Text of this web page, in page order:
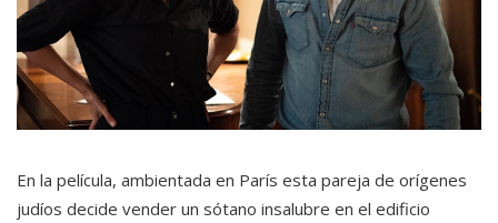
En la película, ambientada en París esta pareja de orígenes
judíos decide vender un sótano insalubre en el edificio